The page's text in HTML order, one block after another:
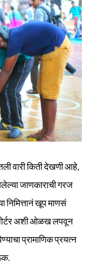
वारी किती देखणी आहे,
जाणकाराची गरज
निमित्तानं खूप माणसं
अशी ओळख लपवून
प्रामाणिक प्रयत्न